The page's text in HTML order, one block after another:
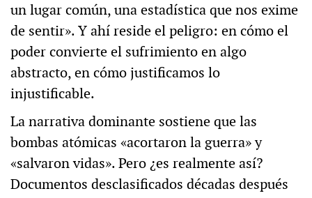
un lugar común, una estadística que nos exime
de sentir». Y ahí reside el peligro: en cómo el
poder convierte el sufrimiento en algo
abstracto, en cómo justificamos lo
injustificable.
La narrativa dominante sostiene que las
bombas atómicas «acortaron la guerra» y
«salvaron vidas». Pero ¿es realmente así?
Documentos desclasificados décadas después